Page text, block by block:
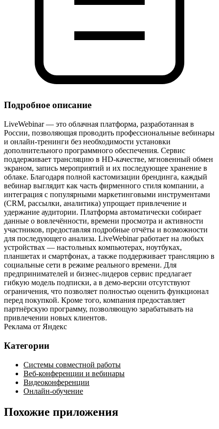
Подробное описание
LiveWebinar — это облачная платформа, разработанная в
России, позволяющая проводить профессиональные вебинары
и онлайн‑тренинги без необходимости установки
дополнительного программного обеспечения. Сервис
поддерживает трансляцию в HD‑качестве, мгновенный обмен
экраном, запись мероприятий и их последующее хранение в
облаке. Благодаря полной кастомизации брендинга, каждый
вебинар выглядит как часть фирменного стиля компании, а
интеграция с популярными маркетинговыми инструментами
(CRM, рассылки, аналитика) упрощает привлечение и
удержание аудитории. Платформа автоматически собирает
данные о вовлечённости, времени просмотра и активности
участников, предоставляя подробные отчёты и возможности
для последующего анализа. LiveWebinar работает на любых
устройствах — настольных компьютерах, ноутбуках,
планшетах и смартфонах, а также поддерживает трансляцию в
социальные сети в режиме реального времени. Для
предпринимателей и бизнес‑лидеров сервис предлагает
гибкую модель подписки, а в демо‑версии отсутствуют
ограничения, что позволяет полностью оценить функционал
перед покупкой. Кроме того, компания предоставляет
партнёрскую программу, позволяющую зарабатывать на
привлечении новых клиентов.
Реклама от Яндекс
Категории
Системы совместной работы
Веб-конференции и вебинары
Видеоконференции
Онлайн-обучение
Похожие приложения